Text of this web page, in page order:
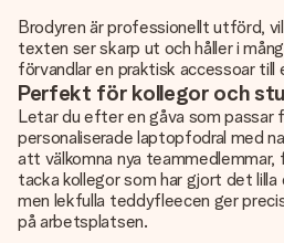
Brodyren är professionellt utförd,
texten ser skarp ut och håller i
förvandlar en praktisk accessoar
Perfekt för kollegor och
Letar du efter en gåva som
personaliserade laptopfodral med
att välkomna nya teammedlemmar,
tacka kollegor som har gjort det
men lekfulla teddyfleecen ger
på arbetsplatsen.